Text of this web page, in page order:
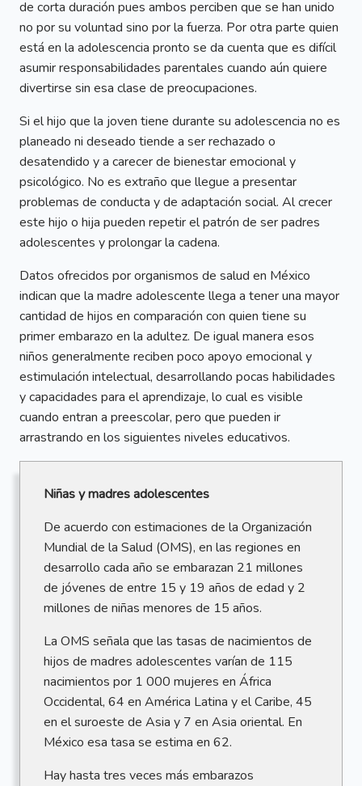
de corta duración pues ambos perciben que se han unido
no por su voluntad sino por la fuerza. Por otra parte quien
está en la adolescencia pronto se da cuenta que es difícil
asumir responsabilidades parentales cuando aún quiere
divertirse sin esa clase de preocupaciones.
Si el hijo que la joven tiene durante su adolescencia no es
planeado ni deseado tiende a ser rechazado o
desatendido y a carecer de bienestar emocional y
psicológico. No es extraño que llegue a presentar
problemas de conducta y de adaptación social. Al crecer
este hijo o hija pueden repetir el patrón de ser padres
adolescentes y prolongar la cadena.
Datos ofrecidos por organismos de salud en México
indican que la madre adolescente llega a tener una mayor
cantidad de hijos en comparación con quien tiene su
primer embarazo en la adultez. De igual manera esos
niños generalmente reciben poco apoyo emocional y
estimulación intelectual, desarrollando pocas habilidades
y capacidades para el aprendizaje, lo cual es visible
cuando entran a preescolar, pero que pueden ir
arrastrando en los siguientes niveles educativos.
Niñas y madres adolescentes
De acuerdo con estimaciones de la Organización
Mundial de la Salud (OMS), en las regiones en
desarrollo cada año se embarazan 21 millones
de jóvenes de entre 15 y 19 años de edad y 2
millones de niñas menores de 15 años.
La OMS señala que las tasas de nacimientos de
hijos de madres adolescentes varían de 115
nacimientos por 1 000 mujeres en África
Occidental, 64 en América Latina y el Caribe, 45
en el suroeste de Asia y 7 en Asia oriental. En
México esa tasa se estima en 62.
Hay hasta tres veces más embarazos